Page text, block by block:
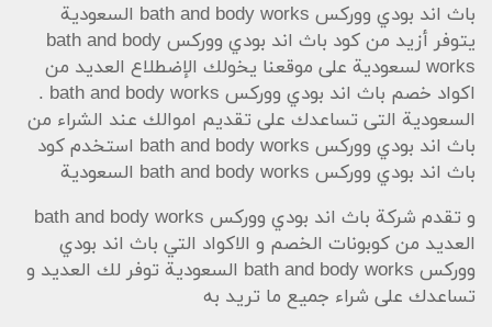
باث اند بودي ووركس bath and body works السعودية
يتوفر أزيد من كود باث اند بودي ووركس bath and body
works لسعودية على موقعنا يخولك الإضطلاع العديد من
اكواد خصم باث اند بودي ووركس bath and body works .
السعودية التى تساعدك على تقديم اموالك عند الشراء من
باث اند بودي ووركس bath and body works استخدم كود
باث اند بودي ووركس bath and body works السعودية
و تقدم شركة باث اند بودي ووركس bath and body works
العديد من كوبونات الخصم و الاكواد التي باث اند بودي
ووركس bath and body works السعودية توفر لك العديد و
تساعدك على شراء جميع ما تريد به